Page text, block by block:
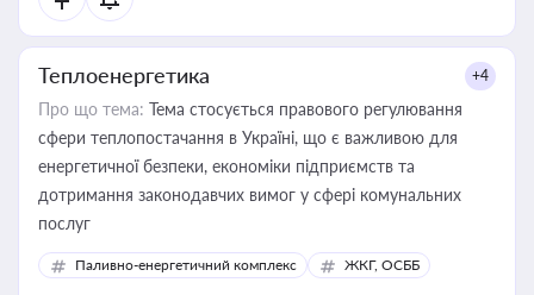
Теплоенергетика +4
Про що тема: Тема стосується правового регулювання
сфери теплопостачання в Україні, що є важливою для
енергетичної безпеки, економіки підприємств та
дотримання законодавчих вимог у сфері комунальних
послуг
Паливно-енергетичний комплекс ЖКГ, ОСББ